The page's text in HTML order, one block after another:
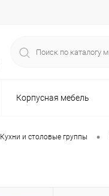
Корпусная мебель
Разная мебель
Кухни и столовые группы •